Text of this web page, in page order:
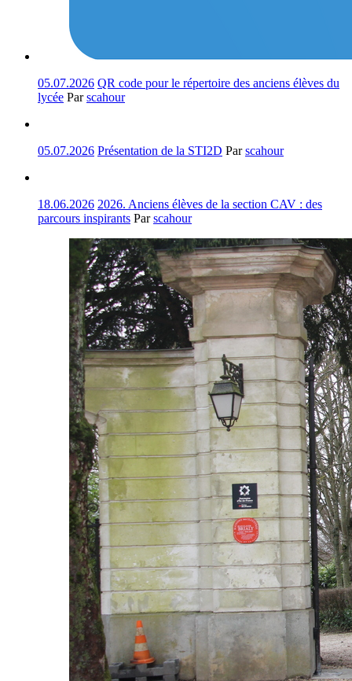
05.07.2026 QR code pour le répertoire des anciens élèves du
lycée Parscahour
05.07.2026 Présentation de la STI2D Parscahour
18.06.2026 2026. Anciens élèves de la section CAV : des
parcours inspirants Parscahour